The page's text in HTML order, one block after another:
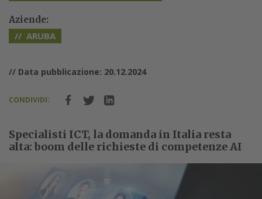
Aziende:
ARUBA
// Data pubblicazione: 20.12.2024
CONDIVIDI:
Specialisti ICT, la domanda in Italia resta
alta: boom delle richieste di competenze AI